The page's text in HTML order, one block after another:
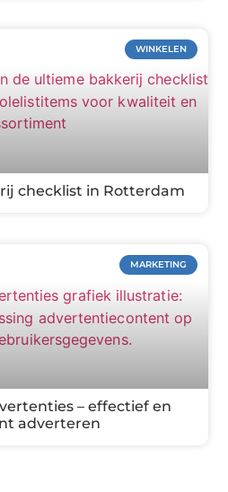
WINKELEN
checklist in Rotterdam
MARKETING
– effectief en
adverteren